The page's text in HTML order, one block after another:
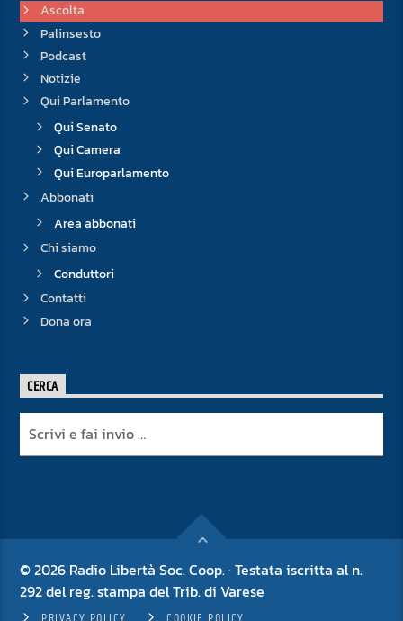
Ascolta
Palinsesto
Podcast
Notizie
Qui Parlamento
Qui Senato
Qui Camera
Qui Europarlamento
Abbonati
Area abbonati
Chi siamo
Conduttori
Contatti
Dona ora
CERCA
© 2026 Radio Libertà Soc. Coop. · Testata iscritta al n.
292 del reg. stampa del Trib. di Varese